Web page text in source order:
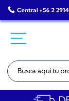
Saltar
al
Central +56 2
Buscar: